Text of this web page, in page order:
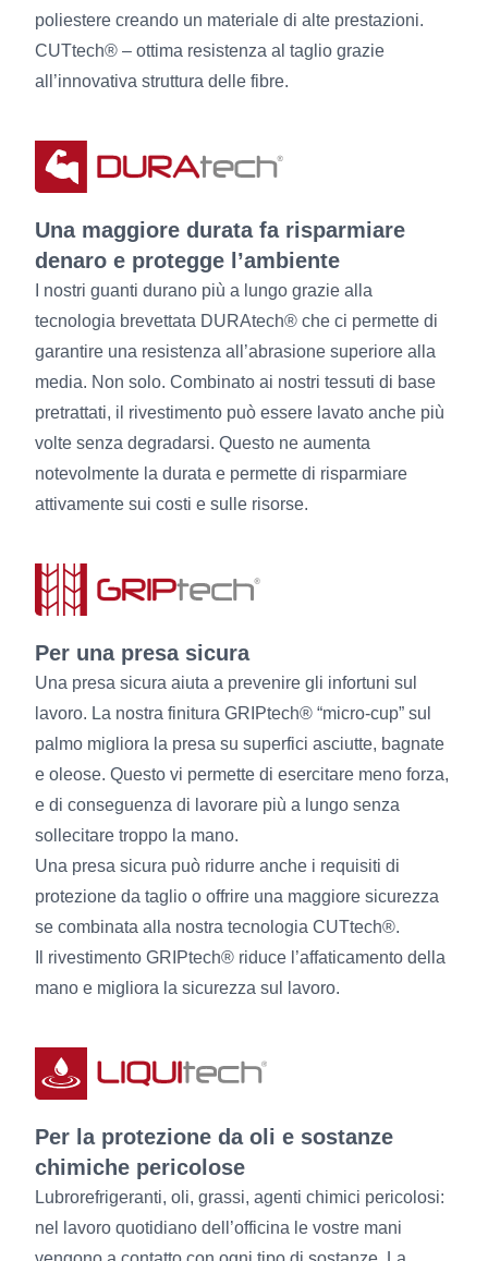
poliestere creando un materiale di alte prestazioni.
CUTtech® – ottima resistenza al taglio grazie
all’innovativa struttura delle fibre.
Una maggiore durata fa risparmiare
denaro e protegge l’ambiente
I nostri guanti durano più a lungo grazie alla
tecnologia brevettata DURAtech® che ci permette di
garantire una resistenza all’abrasione superiore alla
media. Non solo. Combinato ai nostri tessuti di base
pretrattati, il rivestimento può essere lavato anche più
volte senza degradarsi. Questo ne aumenta
notevolmente la durata e permette di risparmiare
attivamente sui costi e sulle risorse.
Per una presa sicura
Una presa sicura aiuta a prevenire gli infortuni sul
lavoro. La nostra finitura GRIPtech® “micro-cup” sul
palmo migliora la presa su superfici asciutte, bagnate
e oleose. Questo vi permette di esercitare meno forza,
e di conseguenza di lavorare più a lungo senza
sollecitare troppo la mano.
Una presa sicura può ridurre anche i requisiti di
protezione da taglio o offrire una maggiore sicurezza
se combinata alla nostra tecnologia CUTtech®.
Il rivestimento GRIPtech® riduce l’affaticamento della
mano e migliora la sicurezza sul lavoro.
Per la protezione da oli e sostanze
chimiche pericolose
Lubrorefrigeranti, oli, grassi, agenti chimici pericolosi:
nel lavoro quotidiano dell’officina le vostre mani